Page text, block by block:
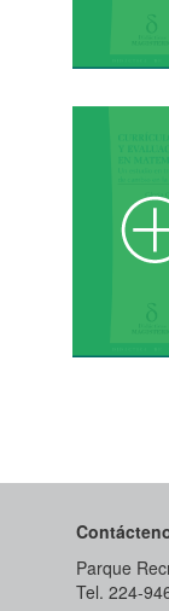
Parque
Tel. 224-